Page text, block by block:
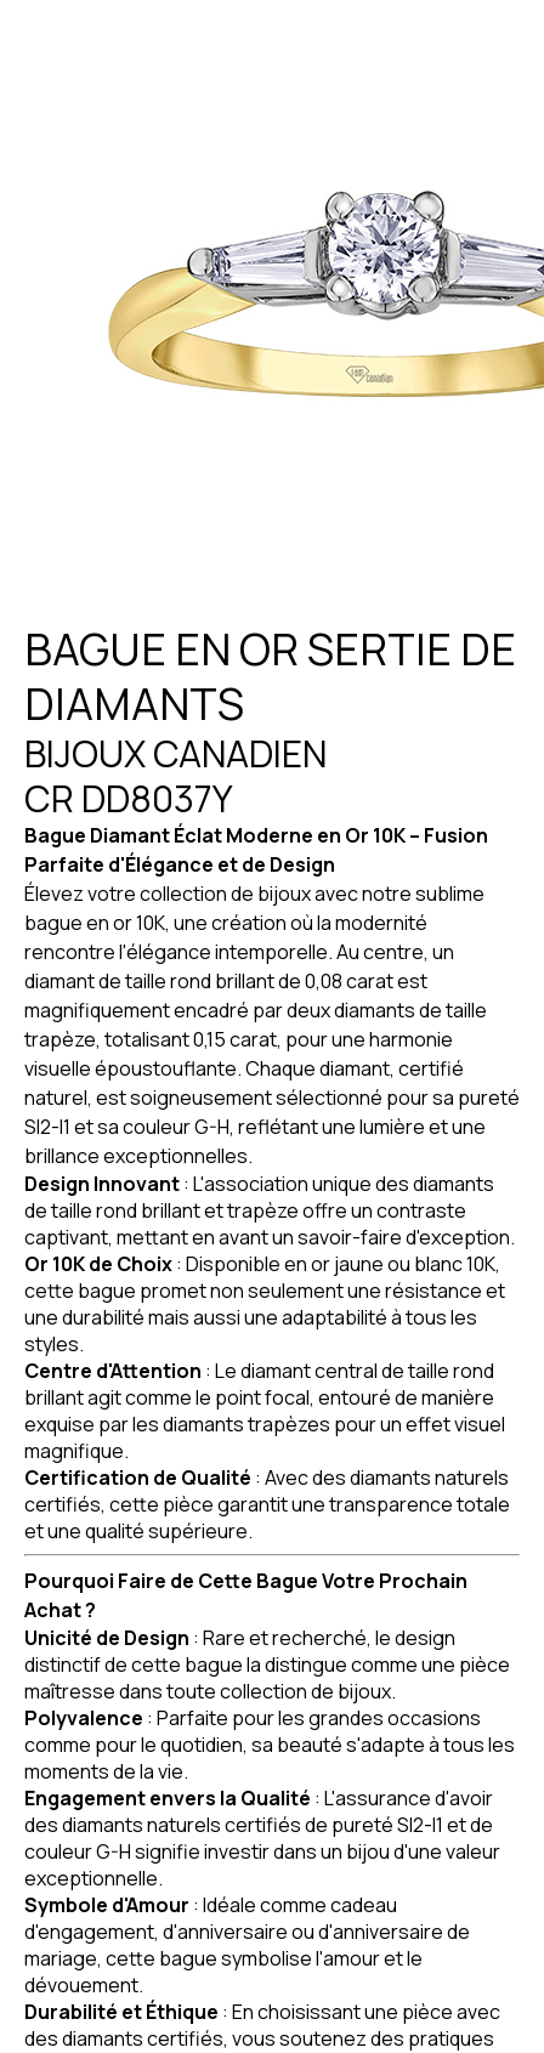
BAGUE EN OR SERTIE DE
DIAMANTS
BIJOUX CANADIEN
CR DD8037Y
Bague Diamant Éclat Moderne en Or 10K – Fusion
Parfaite d'Élégance et de Design
Élevez votre collection de bijoux avec notre sublime
bague en or 10K, une création où la modernité
rencontre l'élégance intemporelle. Au centre, un
diamant de taille rond brillant de 0,08 carat est
magnifiquement encadré par deux diamants de taille
trapèze, totalisant 0,15 carat, pour une harmonie
visuelle époustouflante. Chaque diamant, certifié
naturel, est soigneusement sélectionné pour sa pureté
SI2-I1 et sa couleur G-H, reflétant une lumière et une
brillance exceptionnelles.
Design Innovant: L'association unique des diamants
de taille rond brillant et trapèze offre un contraste
captivant, mettant en avant un savoir-faire d'exception.
Or 10K de Choix: Disponible en or jaune ou blanc 10K,
cette bague promet non seulement une résistance et
une durabilité mais aussi une adaptabilité à tous les
styles.
Centre d'Attention : Le diamant central de taille rond
brillant agit comme le point focal, entouré de manière
exquise par les diamants trapèzes pour un effet visuel
magnifique.
Certification de Qualité : Avec des diamants naturels
certifiés, cette pièce garantit une transparence totale
et une qualité supérieure.
Pourquoi Faire de Cette Bague Votre Prochain
Achat ?
Unicité de Design : Rare et recherché, le design
distinctif de cette bague la distingue comme une pièce
maîtresse dans toute collection de bijoux.
Polyvalence : Parfaite pour les grandes occasions
comme pour le quotidien, sa beauté s'adapte à tous les
moments de la vie.
Engagement envers la Qualité : L'assurance d'avoir
des diamants naturels certifiés de pureté SI2-I1 et de
couleur G-H signifie investir dans un bijou d'une valeur
exceptionnelle.
Symbole d'Amour : Idéale comme cadeau
d'engagement, d'anniversaire ou d'anniversaire de
mariage, cette bague symbolise l'amour et le
dévouement.
Durabilité et Éthique : En choisissant une pièce avec
des diamants certifiés, vous soutenez des pratiques